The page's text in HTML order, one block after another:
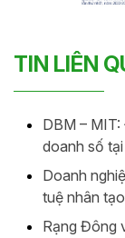
TIN LIÊN
DBM –
doanh số
Doanh
tuệ nhân
Rạng Đông